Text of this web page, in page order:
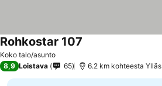
Koko talo/asunto
Rohkostar 107
8,9 Loistava 65 6.2 km kohteesta Ylläs